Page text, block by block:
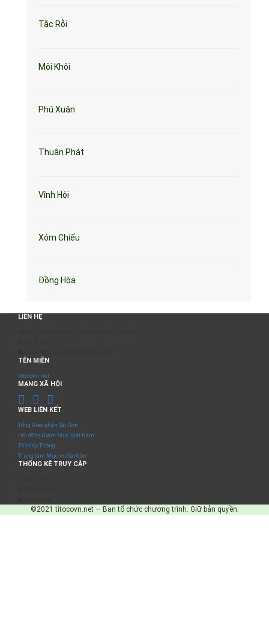
Tắc Rỗi
Môi Khôi
Phú Xuân
Thuận Phát
Vĩnh Hội
Xóm Chiếu
Đồng Hòa
LIÊN HỆ
TÊN MIỀN
titocovn.net
MẠNG XÃ HỘI
WEB LIÊN KẾT
Tổng Giáo phận Sài Gòn
Hội đồng Giám Mục Việt Nam
TV Hiệp Thông
Trung tâm Mục vụ Sài Gòn
THỐNG KÊ TRUY CẬP
©2021 titocovn.net — Ban tổ chức chương trình. Giữ bản quyền.